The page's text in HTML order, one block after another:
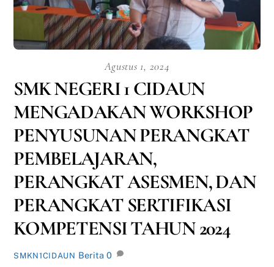
Agustus 1, 2024
SMK NEGERI 1 CIDAUN
MENGADAKAN WORKSHOP
PENYUSUNAN PERANGKAT
PEMBELAJARAN,
PERANGKAT ASESMEN, DAN
PERANGKAT SERTIFIKASI
KOMPETENSI TAHUN 2024
SMKN1CIDAUN Berita 0